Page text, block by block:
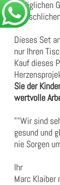
alltäglichen
Dieses Set
nur Ihren
Kauf dieses
Sie der
wertvolle
""Wir sind
gesund und
nie Sorgen
Ihr
Marc Klaiber